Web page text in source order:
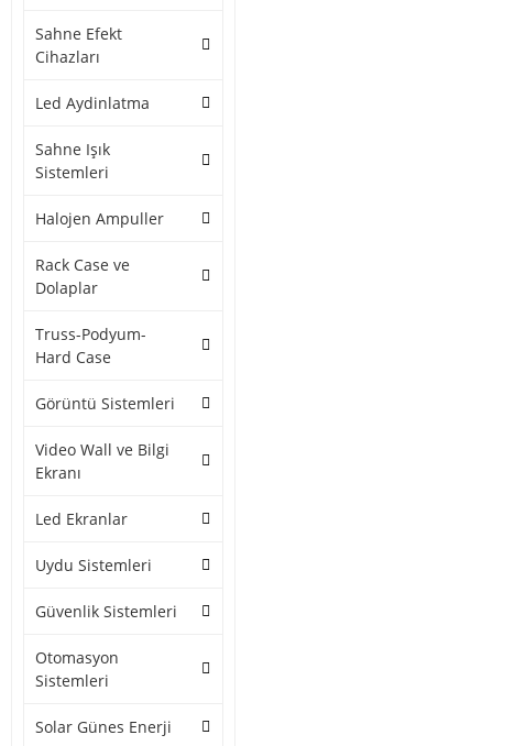
Sahne Efekt
Cihazları
Led Aydinlatma
Sahne Işık
Sistemleri
Halojen Ampuller
Rack Case ve
Dolaplar
Truss-Podyum-
Hard Case
Görüntü Sistemleri
Video Wall ve Bilgi
Ekranı
Led Ekranlar
Uydu Sistemleri
Güvenlik Sistemleri
Otomasyon
Sistemleri
Solar Günes Enerji